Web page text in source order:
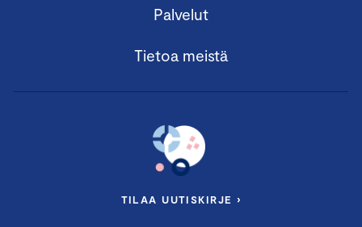
Palvelut
Tietoa meistä
TILAA UUTISKIRJE ›